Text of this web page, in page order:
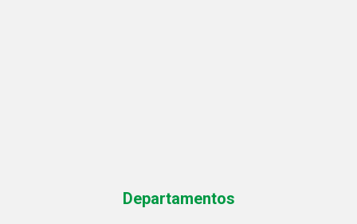
Departamentos